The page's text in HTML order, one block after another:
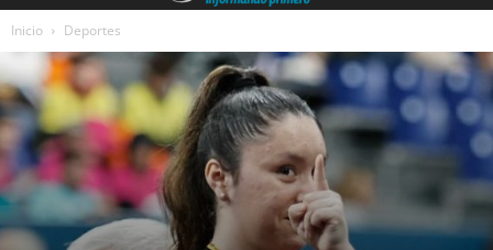
Inicio Deportes